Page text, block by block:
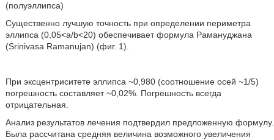
(полуэллипса)
Существенно лучшую точность при определении периметра
эллипса (0,05<а/b<20) обеспечивает формула Рамануджана
(Srinivasa Ramanujan) (фиг. 1).
При эксцентриситете эллипса ~0,980 (соотношение осей ~1/5)
погрешность составляет ~0,02%. Погрешность всегда
отрицательная.
Анализ результатов лечения подтвердил предложенную формулу.
Была рассчитана средняя величина возможного увеличения